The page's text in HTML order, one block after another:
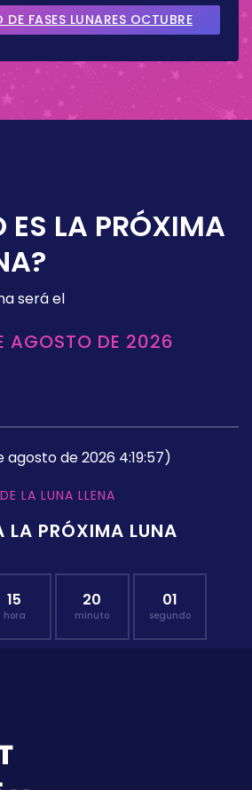
2026
DE FASES LUNARES OCTUBRE
ES LA PRÓXIMA
será el
AGOSTO DE 2026
agosto de 2026 4:19:57)
LA LUNA LLENA
LA PRÓXIMA LUNA
15
hora
20
minuto
00
segundo